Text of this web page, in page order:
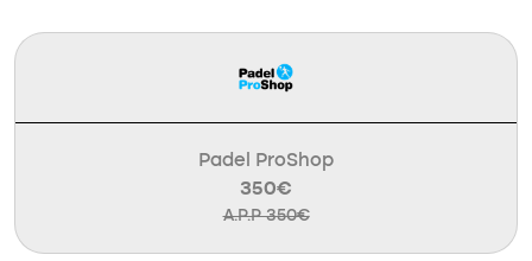
Padel ProShop
350€
A.P.P 350€